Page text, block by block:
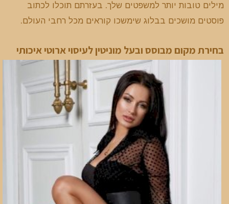
מילים טובות יותר למשפטים שלך. בעזרתם תוכלו לכתוב
פוסטים מושכים בבלוג שימשכו קוראים מכל רחבי העולם.
בחירת מקום מבוסס ובעל מוניטין לעיסוי ארוטי איכותי